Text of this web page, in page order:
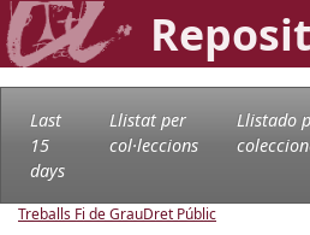
Last
15
days
Llistat per
col·leccions
Llistado
Treballs Fi de GrauDret Públic